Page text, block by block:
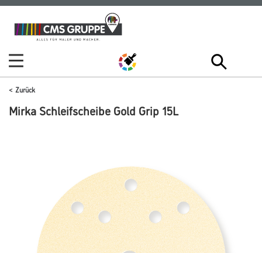
Zum
Inhalt
Zum
Navigationsmenü
Zurück
Mirka Schleifscheibe Gold Grip 15L